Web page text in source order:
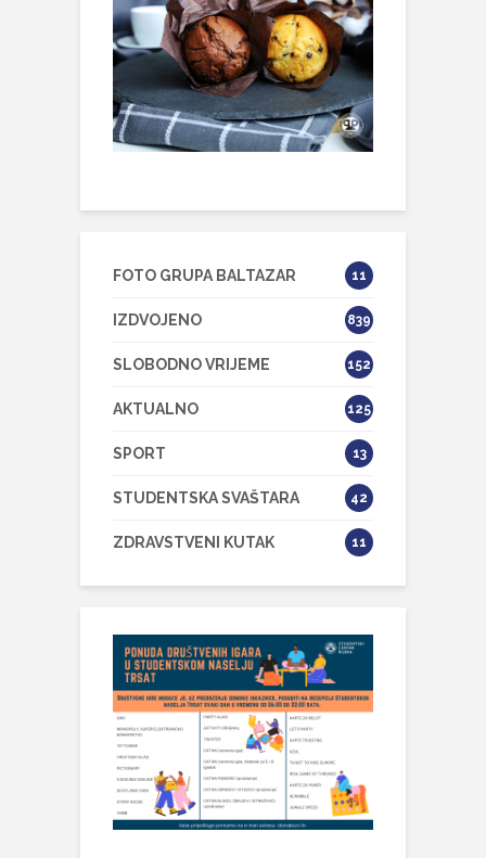
FOTO GRUPA BALTAZAR 11
IZDVOJENO 839
SLOBODNO VRIJEME 152
AKTUALNO 125
SPORT 13
STUDENTSKA SVAŠTARA 42
ZDRAVSTVENI KUTAK 11